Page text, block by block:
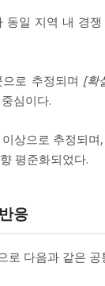
동일 지역 내 경
로 추정되며 [확
심이다.
상으로 추정되며
평준화되었다.
응
로 다음과 같은 공